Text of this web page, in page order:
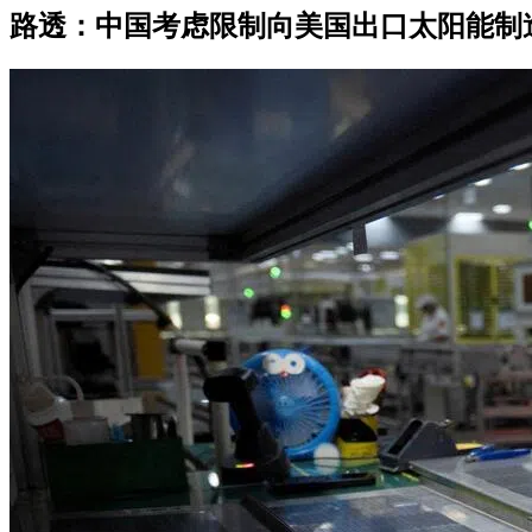
路透：中国考虑限制向美国出口太阳能制